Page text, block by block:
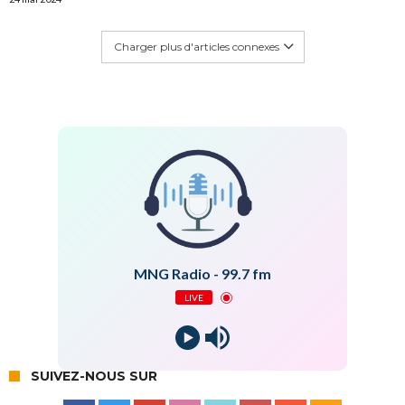
Charger plus d'articles connexes
MNG Radio - 99.7 fm
LIVE
SUIVEZ-NOUS SUR